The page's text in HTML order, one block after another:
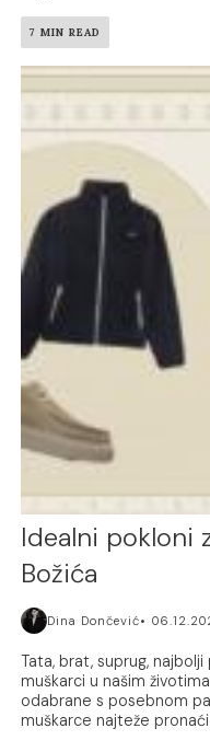
7 MIN READ
Idealni pokloni
Božića
Dina Dončević
Tata, brat, suprug,
muškarci u našim
odabrane s posebnom
muškarce najteže